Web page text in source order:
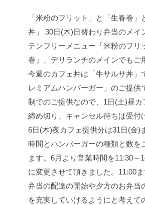
「米粉のフリット」と「生春巻」
丼」 30日(木)日替わり弁当のメイ
テンフリーメニュー「米粉のフリ
巻」、デリランチのメインでもご
今週のカフェ丼は「牛サルサ丼」
レミアムハンバーガー」のご提供
制でのご提供なので、1日(土)昼カ
締め切り、キャンセル待ちは受付
6日(木)夜カフェ提供分は31日(金)
時間とハンバーガーの種類と数を
ます。 6月より営業時間を11:30～
に変更させて頂きました。 11:00
弁当の配達の開始や夕方のお弁当
を充実していけるようにと考えて